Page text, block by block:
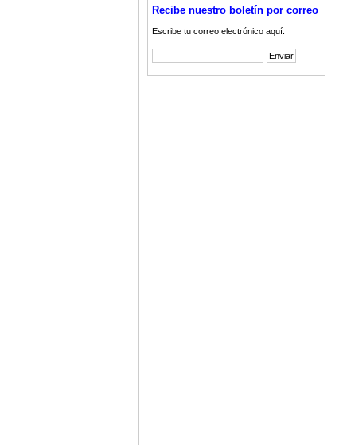
Recibe nuestro boletín por correo
Escribe tu correo electrónico aquí: